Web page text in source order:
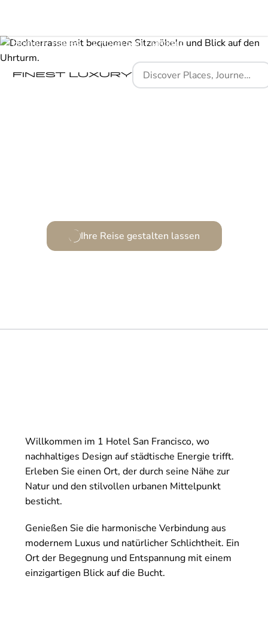
Home Places 1 Hotel San Francisco
Ihre Reise gestalten lassen
Willkommen im 1 Hotel San Francisco, wo
nachhaltiges Design auf städtische Energie trifft.
Erleben Sie einen Ort, der durch seine Nähe zur
Natur und den stilvollen urbanen Mittelpunkt
besticht.
Genießen Sie die harmonische Verbindung aus
modernem Luxus und natürlicher Schlichtheit. Ein
Ort der Begegnung und Entspannung mit einem
einzigartigen Blick auf die Bucht.